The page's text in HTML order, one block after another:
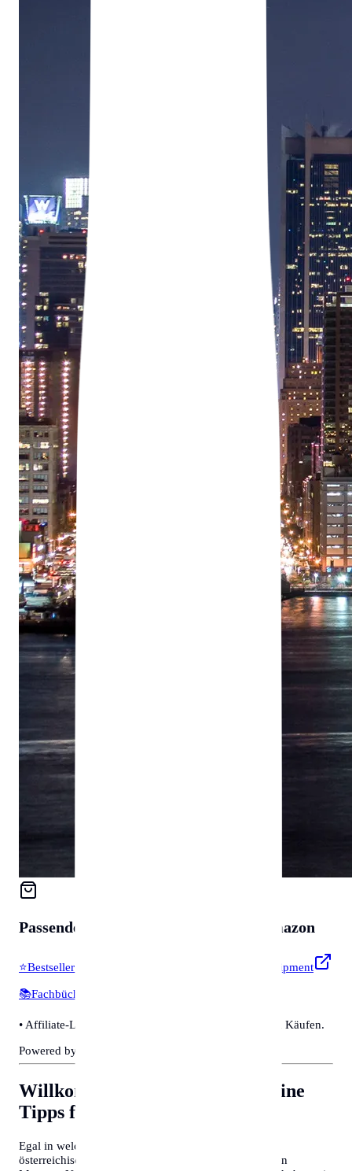
Passendes für auf Amazon
⭐Bestseller & Favoriten
Profi-Werkzeug & Equipment
📚Fachbücher & Guides
• Affiliate-Link: Wir erhalten eine kleine Provision bei Käufen.
Powered by Amazon 🛒
Willkommen in Lübeck
Allgemeine
Tipps für Behördengänge
Egal in welcher Stadt Sie sich befinden, deutsche und
österreichische Behördenprozesse folgen oft ähnlichen